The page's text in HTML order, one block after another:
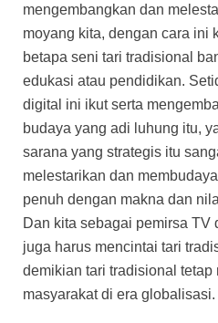
mengembangkan dan
moyang kita, dengan cara ini
betapa seni tari tradisional
edukasi atau pendidikan.
digital ini ikut serta
budaya yang adi luhung itu,
sarana yang strategis itu
melestarikan dan
penuh dengan makna dan
Dan kita sebagai pemirsa
juga harus mencintai tari
demikian tari tradisional tetap
masyarakat di era globalisasi.